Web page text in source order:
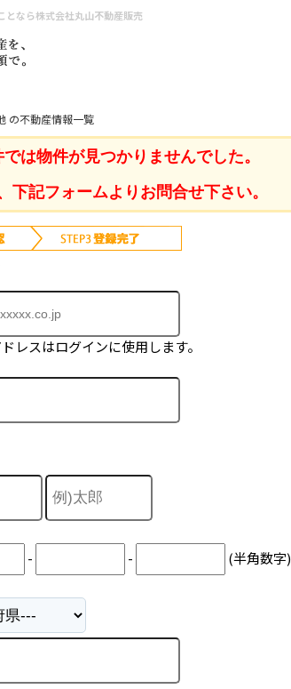
なら株式会社丸山不動産販売
の不動産情報一覧
は物件が見つかりませんでした。
下記フォームよりお問合せ下さい。
レスはログインに使用します。
- - (半角数字)